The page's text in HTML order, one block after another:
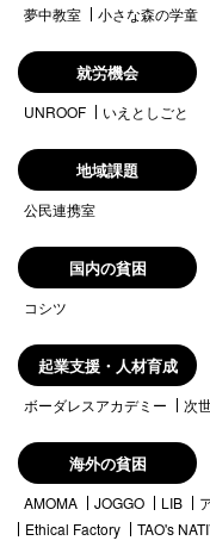
夢中教室 小さな森の学童
就労機会
UNROOF いえとしごと
地域課題
公民連携室
国内の貧困
コシツ
起業支援・人材育成
ボーダレスアカデミー 次
海外の貧困
AMOMA JOGGO LIB
Ethical Factory
TAO's